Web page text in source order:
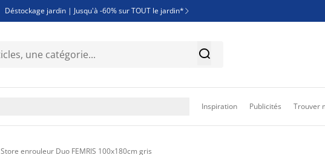
Déstockage jardin | Jusqu'à -60% sur TOUT le jardin* 
Découvrez les nouveautés de la collection 
Inspiration Publicités Trouver
Store enrouleur Duo FEMRIS 100x180cm gris